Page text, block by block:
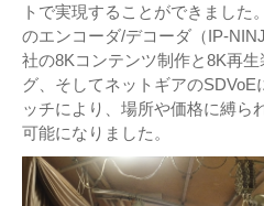
トで実現することができました
のエンコーダ/デコーダ（IP-
社の8Kコンテンツ制作と8K再
グ、そしてネットギアの
ッチにより、場所や価格に縛ら
可能になりました。